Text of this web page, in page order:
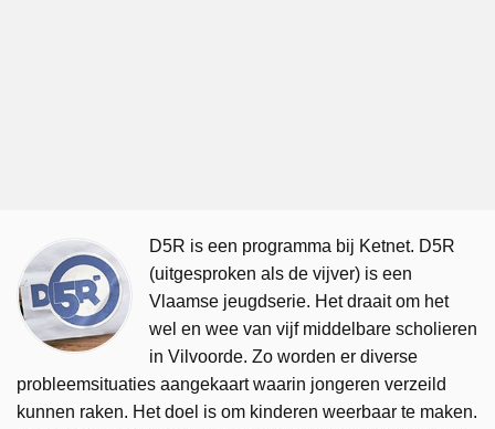
D5R is een programma bij Ketnet. D5R
(uitgesproken als de vijver) is een
Vlaamse jeugdserie. Het draait om het
wel en wee van vijf middelbare scholieren
in Vilvoorde. Zo worden er diverse
probleemsituaties aangekaart waarin jongeren verzeild
kunnen raken. Het doel is om kinderen weerbaar te maken.